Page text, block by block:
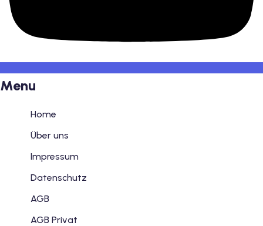
Menu
Home
Über uns
Impressum
Datenschutz
AGB
AGB Privat